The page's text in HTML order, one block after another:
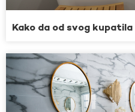
Kako da od svog